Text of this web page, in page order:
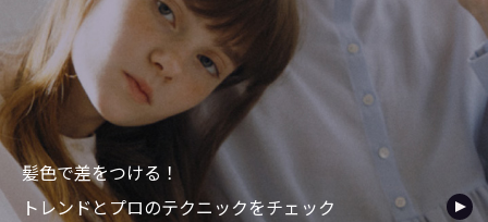
髪色で差をつける！
トレンドとプロのテクニックをチェック